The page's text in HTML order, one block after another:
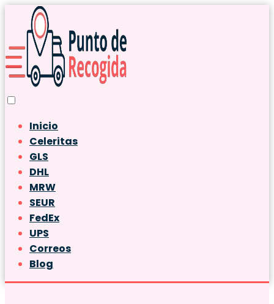
Inicio
Celeritas
GLS
DHL
MRW
SEUR
FedEx
UPS
Correos
Blog